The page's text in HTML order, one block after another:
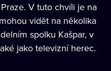
V tuto chvíli je na
vidět na několika
spolku Kašpar, v
jako televizní herec.